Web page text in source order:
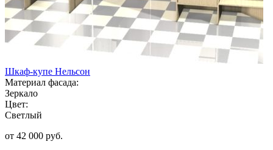
Шкаф-купе Нельсон
Материал фасада:
Зеркало
Цвет:
Светлый
от 42 000 руб.